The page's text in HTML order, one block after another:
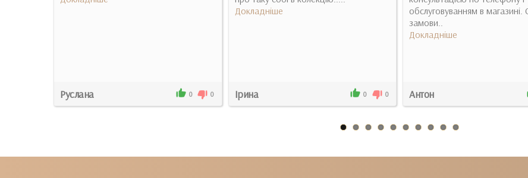
Руслана 0 0
Докладніше
Ірина 0 0
обслуговуванням в магазині.
замови..
Докладніше
Антон